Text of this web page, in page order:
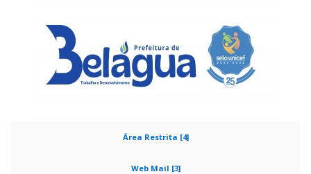
Área Restrita [4]
Web Mail [3]